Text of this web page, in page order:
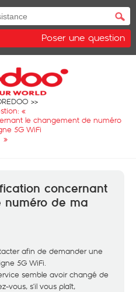
Poser une question
«
le changement de numéro
5G WiFi
»
concernant
numéro de ma
afin de demander une
5G WiFi.
semble avoir changé de
vous, s’il vous plaît,